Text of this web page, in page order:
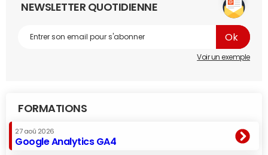
NEWSLETTER QUOTIDIENNE
Voir un exemple
FORMATIONS
27 aoû 2026
Google Analytics GA4